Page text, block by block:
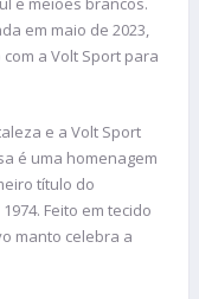
em maio de 2023,
a Volt Sport para
e a Volt Sport
é uma homenagem
título do
Feito em tecido
manto celebra a